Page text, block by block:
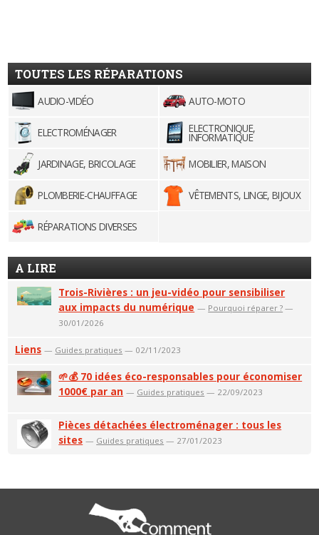
TOUTES LES RÉPARATIONS
AUDIO-VIDÉO AUTO-MOTO
ELECTROMÉNAGER ELECTRONIQUE,
INFORMATIQUE
JARDINAGE, BRICOLAGE
MOBILIER, MAISON
PLOMBERIE-CHAUFFAGE VÊTEMENTS, LINGE, BIJOUX
RÉPARATIONS DIVERSES
A LIRE
Trois-Rivières : un jeu-vidéo pour sensibiliser
aux impacts du numérique — Pourquoi réparer ? —
30/01/2026
Liens — Guides pratiques — 02/11/2023
🌱💰 70 idées éco-responsables pour économiser
1000€ par an — Guides pratiques — 22/09/2023
Pièces détachées électroménager : tous les
sites — Guides pratiques — 27/01/2023